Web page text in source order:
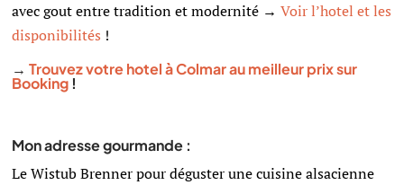
avec gout entre tradition et modernité →Voir l’hotel et les
disponibilités !
→Trouvez votre hotel à Colmar au meilleur prix sur
Booking !
Mon adresse gourmande :
Le Wistub Brenner pour déguster une cuisine alsacienne